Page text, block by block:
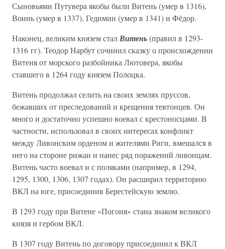
Сыновьями Путувера якобы были Витень (умер в 1316),
Воинь (умер в 1337), Гедимин (умер в 1341) и Фёдор.
Наконец, великим князем сталВитень(правил в 1293-
1316 гг). Теодор Нарбут сочинил сказку о происхождении
Витеня от морского разбойника Лютовера, якобы
ставшего в 1264 году князем Полоцка.
Витень продолжал селить на своих землях пруссов,
бежавших от преследований и крещения тевтонцев. Он
много и достаточно успешно воевал с крестоносцами. В
частности, использовал в своих интересах конфликт
между Ливонским орденом и жителями Риги, вмешался в
него на стороне рижан и нанес ряд поражений ливонцам.
Витень часто воевал и с поляками (например, в 1294,
1295, 1300, 1306, 1307 годах). Он расширил территорию
ВКЛ на юге, присоединив Берестейскую землю.
В 1293 году при Витене «Погоня» стана знаком великого
князя и гербом ВКЛ.
В 1307 году Витень по договору присоединил к ВКЛ